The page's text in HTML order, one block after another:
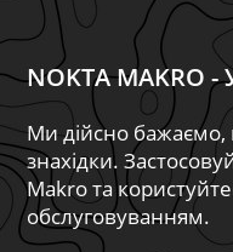
NOKTA MAKRO -
Ми дійсно бажаємо,
знахідки.
Makro та
обслуговуванням.